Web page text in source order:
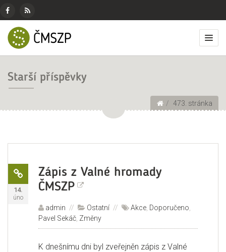
ČMSZP
Českomoravský
svaz
zemědělských
Menu
pro
sociální
sítě
Facebook
RSS
zdroj
Základní
menu
Starší příspěvky
473. stránka
Zápis z Valné hromady
ČMSZP
Formát:
Odkaz
Publikováno:
14.
úno
Autor:
admin Rubriky:
Ostatní Štítky:
Akce Doporučeno
Pavel Sekáč Změny
K dnešnímu dni byl zveřejněn zápis z Valné